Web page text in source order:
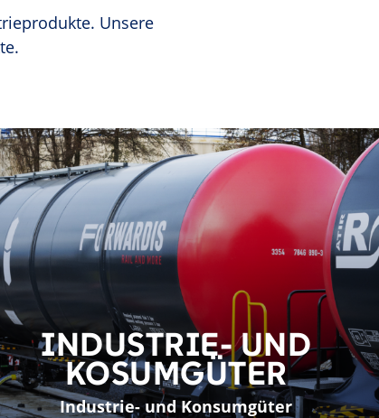
Unsere
INDUSTRIE- UND
KOSUMGÜTER
Industrie- und Konsumgüter